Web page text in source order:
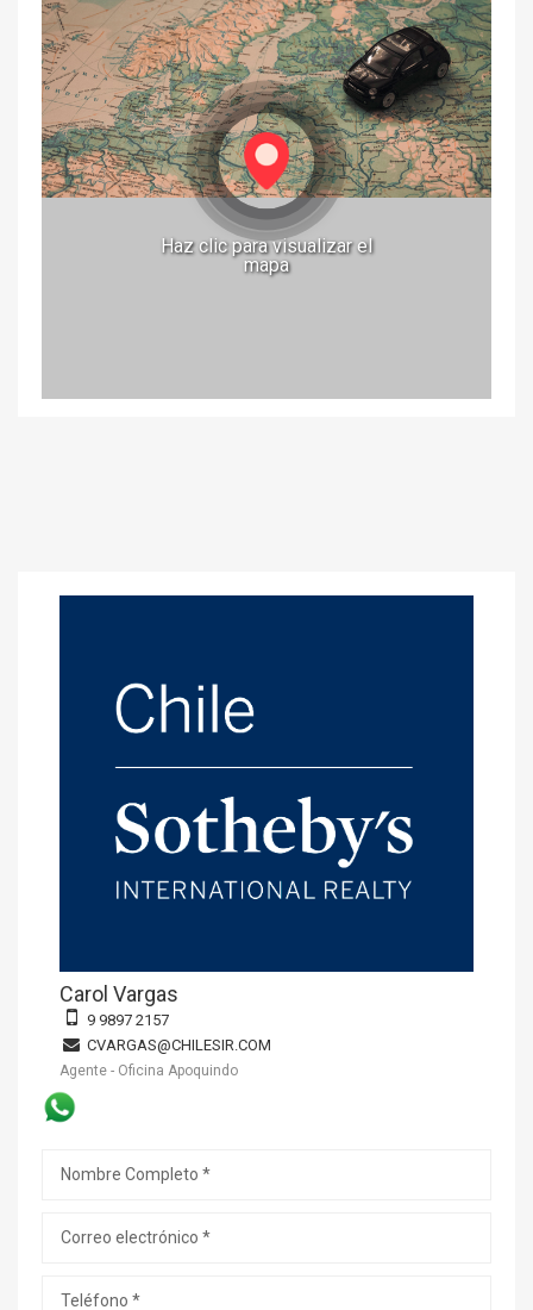
Haz clic para visualizar el
mapa
Carol Vargas
9 9897 2157
CVARGAS@CHILESIR.COM
Agente - Oficina Apoquindo